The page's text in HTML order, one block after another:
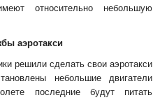
относительно небольшую
аэротакси
решили сделать свои аэротакси
небольшие двигатели
последние будут питать